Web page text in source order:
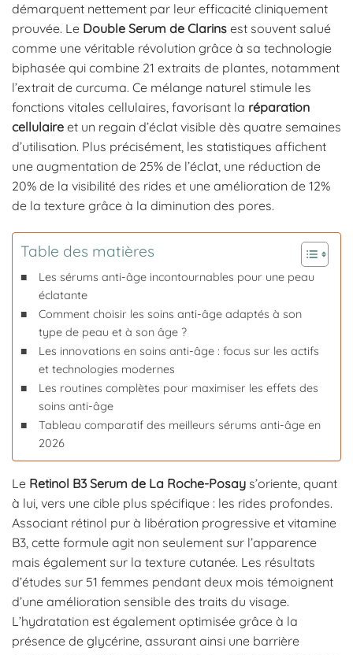
démarquent nettement par leur efficacité cliniquement
prouvée. Le Double Serum de Clarins est souvent salué
comme une véritable révolution grâce à sa technologie
biphasée qui combine 21 extraits de plantes, notamment
l’extrait de curcuma. Ce mélange naturel stimule les
fonctions vitales cellulaires, favorisant la réparation
cellulaire et un regain d’éclat visible dès quatre semaines
d’utilisation. Plus précisément, les statistiques affichent
une augmentation de 25% de l’éclat, une réduction de
20% de la visibilité des rides et une amélioration de 12%
de la texture grâce à la diminution des pores.
Table des matières
Les sérums anti-âge incontournables pour une peau
éclatante
Comment choisir les soins anti-âge adaptés à son
type de peau et à son âge ?
Les innovations en soins anti-âge : focus sur les actifs
et technologies modernes
Les routines complètes pour maximiser les effets des
soins anti-âge
Tableau comparatif des meilleurs sérums anti-âge en
2026
Le Retinol B3 Serum de La Roche-Posay s’oriente, quant
à lui, vers une cible plus spécifique : les rides profondes.
Associant rétinol pur à libération progressive et vitamine
B3, cette formule agit non seulement sur l’apparence
mais également sur la texture cutanée. Les résultats
d’études sur 51 femmes pendant deux mois témoignent
d’une amélioration sensible des traits du visage.
L’hydratation est également optimisée grâce à la
présence de glycérine, assurant ainsi une barrière